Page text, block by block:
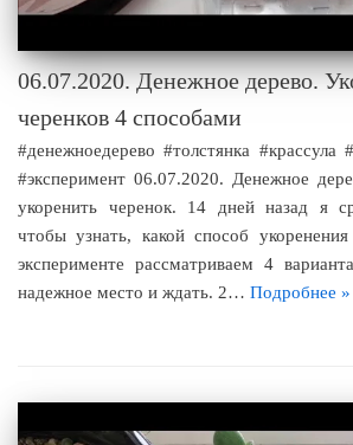
06.07.2020. Денежное дерево.
черенков 4 способами
#денежноедерево #толстянка #крассула
#эксперимент 06.07.2020. Денежное
укоренить черенок. 14 дней назад я
чтобы узнать, какой способ
эксперименте рассматриваем 4
надежное место и ждать. 2… Подробнее »